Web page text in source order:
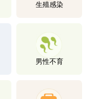
生殖感染
男性不育